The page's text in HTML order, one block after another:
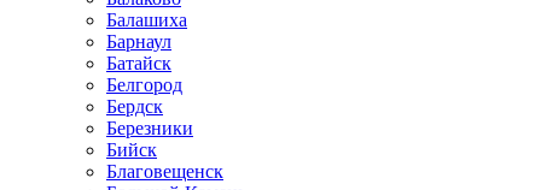
Балашиха
Барнаул
Батайск
Белгород
Бердск
Березники
Бийск
Благовещенск